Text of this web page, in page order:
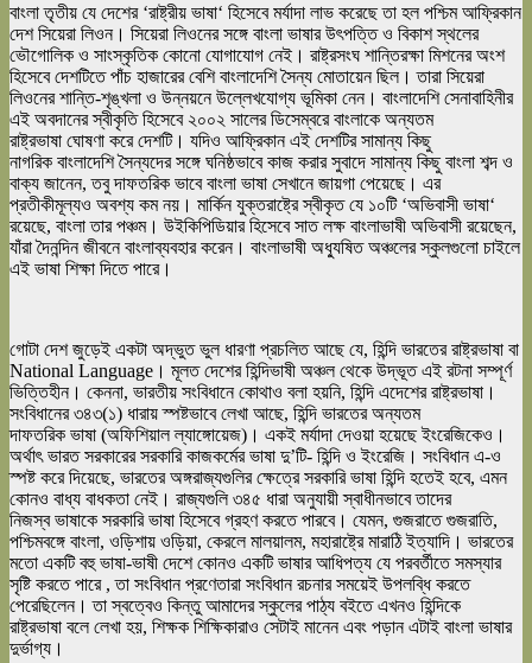
বাংলাতৃতীয় যে দেশের ‘রাষ্ট্রীয় ভাষা‘ হিসেবে মর্যাদা লাভ করেছে তা হল পশ্চিম আফ্রিকান
দেশ সিয়েরা লিওন। সিয়েরা লিওনের সঙ্গে বাংলা ভাষার উৎপত্তি ও বিকাশ স্থলের
ভৌগোলিক ও সাংস্কৃতিক কোনো যোগাযোগ নেই। রাষ্ট্রসংঘ শান্তিরক্ষা মিশনের অংশ
হিসেবে দেশটিতে পাঁচ হাজারের বেশিবাংলাদেশি সৈন্য মোতায়েন ছিল। তারা সিয়েরা
লিওনের শান্তি-শৃঙ্খলা ও উন্নয়নে উল্লেখযোগ্য ভূমিকা নেন। বাংলাদেশি সেনাবাহিনীর
এই অবদানের স্বীকৃতি হিসেবে ২০০২ সালের ডিসেম্বরেবাংলাকে অন্যতম
রাষ্ট্রভাষা ঘোষণা করে দেশটি। যদিও আফ্রিকান এই দেশটির সামান্য কিছু
নাগরিক বাংলাদেশি সৈন্যদের সঙ্গে ঘনিষ্ঠভাবে কাজ করার সুবাদে সামান্য কিছুবাংলা শব্দ ও
বাক্য জানেন, তবু দাফতরিক ভাবেবাংলা ভাষা সেখানে জায়গা পেয়েছে। এর
প্রতীকীমূল্যও অবশ্য কম নয়। মার্কিন যুক্তরাষ্ট্রে স্বীকৃত যে ১০টি ‘অভিবাসী ভাষা‘
রয়েছে, বাংলাতার পঞ্চম। উইকিপিডিয়ার হিসেবে সাত লক্ষবাংলাভাষী অভিবাসী রয়েছেন,
যাঁরা দৈনন্দিন জীবনেবাংলাব্যবহার করেন। বাংলাভাষী অধ্যুষিত অঞ্চলের স্কুলগুলো চাইলে
এই ভাষা শিক্ষা দিতে পারে।
গোটা দেশ জুড়েই একটা অদ্ভুত ভুল ধারণা প্রচলিত আছে যে, হিন্দি ভারতের রাষ্ট্রভাষা বা
National Language। মূলত দেশের হিন্দিভাষী অঞ্চল থেকে উদ্ভূত এই রটনা সম্পূর্ণ
ভিত্তিহীন। কেননা, ভারতীয় সংবিধানে কোথাও বলা হয়নি, হিন্দি এদেশের রাষ্ট্রভাষা ।
সংবিধানের ৩৪৩(১) ধারায় স্পষ্টভাবে লেখা আছে, হিন্দি ভারতের অন্যতম
দাফতরিক ভাষা (অফিশিয়াল ল্যাঙ্গোয়েজ)। একই মর্যাদা দেওয়া হয়েছে ইংরেজিকেও।
অর্থাৎ ভারত সরকারের সরকারি কাজকর্মেরভাষা দু’টি- হিন্দি ও ইংরেজি। সংবিধান এ-ও
স্পষ্ট করে দিয়েছে, ভারতের অঙ্গরাজ্যগুলির ক্ষেত্রে সরকারিভাষা হিন্দি হতেই হবে, এমন
কোনও বাধ্য বাধকতা নেই। রাজ্যগুলি ৩৪৫ ধারা অনুযায়ী স্বাধীনভাবে তাদের
নিজস্বভাষাকে সরকারিভাষা হিসেবে গ্রহণ করতে পারবে। যেমন, গুজরাতে গুজরাতি,
পশ্চিমবঙ্গে বাংলা, ওড়িশায় ওড়িয়া, কেরলে মালয়ালম, মহারাষ্ট্রে মারাঠি ইত্যাদি। ভারতের
মতো একটি বহুভাষা-ভাষী দেশে কোনও একটিভাষার আধিপত্য যে পরবর্তীতে সমস্যার
সৃষ্টি করতে পারে , তা সংবিধান প্রণেতারা সংবিধান রচনার সময়েই উপলব্ধি করতে
পেরেছিলেন। তা স্বত্বেও কিন্তু আমাদের স্কুলের পাঠ্য বইতে এখনও হিন্দিকে
রাষ্ট্রভাষা বলে লেখা হয়, শিক্ষক শিক্ষিকারাও সেটাই মানেন এবং পড়ান এটাই বাংলা ভাষার
দুর্ভাগ্য।